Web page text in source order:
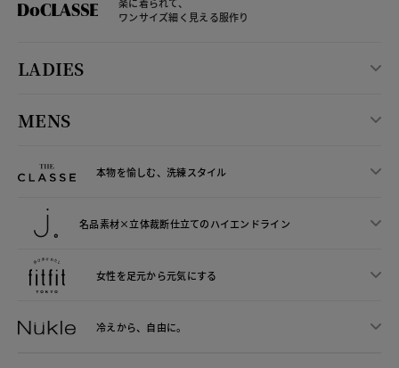
ワンサイズ細く見える服作り
LADIES
MENS
本物を愉しむ、洗練スタイル
名品素材×立体裁断仕立てのハイエンドライン
女性を足元から元気にする
冷えから、 自由に。